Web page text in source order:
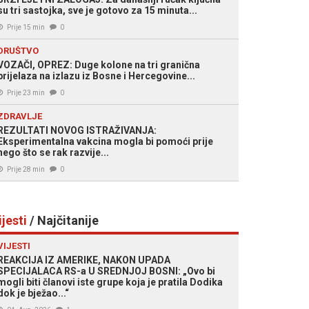
tri sastojka, sve je gotovo za 15 minuta...
Prije 15 min 0
OPREZ: Duge kolone na tri granična
na izlazu iz Bosne i Hercegovine...
Prije 23 min 0
NOVOG ISTRAŽIVANJA:
vakcina mogla bi pomoći prije
što se rak razvije...
Prije 28 min 0
/ Najčitanije
IZ AMERIKE, NAKON UPADA
RS-a U SREDNJOJ BOSNI: „Ovo bi
biti članovi iste grupe koja je pratila Dodika
je bježao...“